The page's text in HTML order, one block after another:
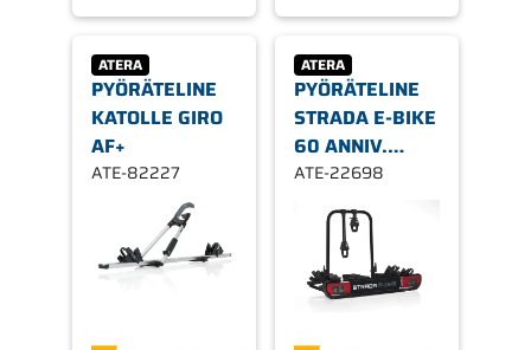
ATERA
PYÖRÄTELINE
KATOLLE GIRO
AF+
ATE-82227
ATERA
PYÖRÄTELINE
STRADA E-BIKE
60 ANNIV.
BLACK EDITION
ATE-22698